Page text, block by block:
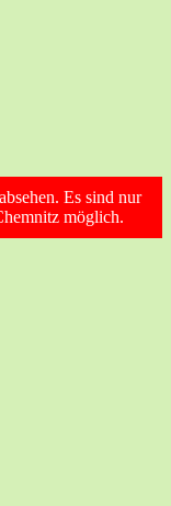
Es sind nur
möglich.